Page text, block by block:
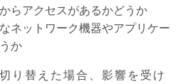
らアクセスがあるかどうか
ネットワーク機器やアプリケー
か
り替えた場合、影響を受け